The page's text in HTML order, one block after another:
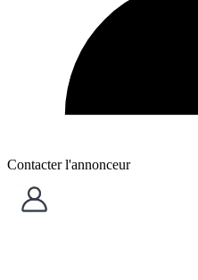
Contacter l'annonceur